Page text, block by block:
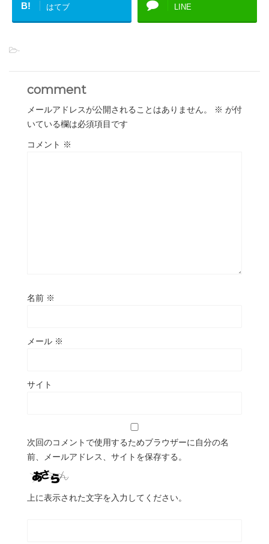
B! はてブ LINE
-
comment
メールアドレスが公開されることはありません。 ※ が付
いている欄は必須項目です
コメント ※
名前 ※
メール ※
サイト
次回のコメントで使用するためブラウザーに自分の名
前、メールアドレス、サイトを保存する。
上に表示された文字を入力してください。